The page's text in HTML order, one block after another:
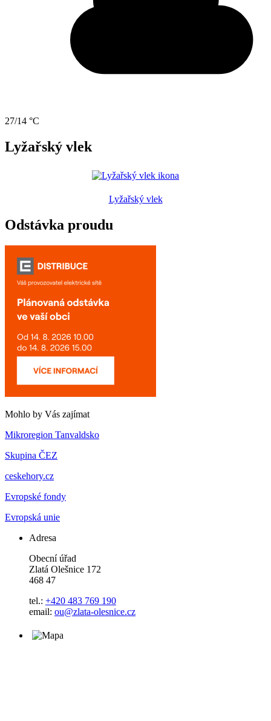
27/14 °C
Lyžařský vlek
Lyžařský vlek
Odstávka proudu
Mohlo by Vás zajímat
Mikroregion Tanvaldsko
Skupina ČEZ
ceskehory.cz
Evropské fondy
Evropská unie
Adresa
Obecní úřad
Zlatá Olešnice 172
468 47
tel.: +420 483 769 190
email: ou@zlata-olesnice.cz